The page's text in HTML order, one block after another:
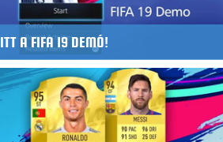
ITT A FIFA 19 DEMÓ!